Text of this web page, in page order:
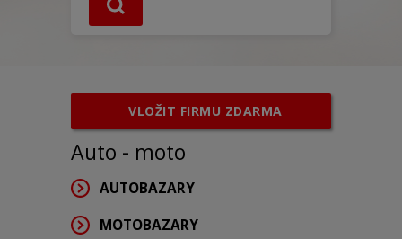
VLOŽIT FIRMU ZDARMA
Auto - moto
AUTOBAZARY
MOTOBAZARY